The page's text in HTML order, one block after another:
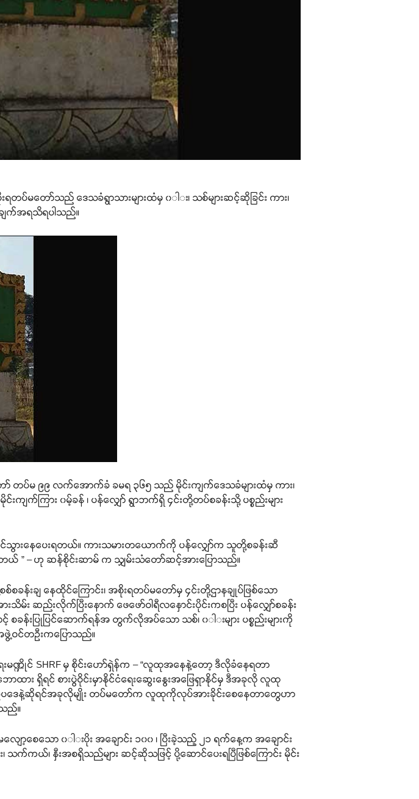
ပ်မတော်သည် ဒေသခံရွာသားများထံမှ ၀ါး၊ သစ်များဆင့်ဆိုခြင်း ကား၊
ြချက်အရသိရပါသည်။
တပ်မ ၉၉ လက်အောက်ခံ ခမရ ၃၆၅ သည် မိုင်းကျက်ဒေသခံများထံမှ ကား၊
းကျက်ကြား ၀မ့်ခန် ၊ ပန်လျှော် ရွာဘက်ရှိ ၄င်းတို့တပ်စခန်းသို့ ပစ္စည်းများ
သွားနေပေးရတယ်။ ကားသမားတယောက်ကို ပန်လျှော်က သူတို့စခန်းဆီ
” – ဟု ဆန်စိုင်းဆာမ် က သျှမ်းသံတော်ဆင့်အားပြောသည်။
းချ နေထိုင်ကြောင်း၊ အစိုးရတပ်မတော်မှ ၄င်းတို့ဌာနချုပ်ဖြစ်သော
သိမ်း ဆည်းလိုက်ပြီးနောက် ဖေဖော်ဝါရီလနှောင်းပိုင်းကစပြီး ပန်လျှော်စခန်း
ခန်းပြုပြင်ဆောက်ရန်အ တွက်လိုအပ်သော သစ်၊ ၀ါးများ ပစ္စည်းများကို
ဖွဲ့ဝင်တဦးကပြောသည်။
ဏ္ဍိုင် SHRF မှ စိုင်းဟော်ရှဲန်က – “လူထုအနေနဲ့တော့ ဒီလိုခံနေရတာ
ား ရှိရင် စားပွဲဝိုင်းမှာနိုင်ငံရေးဆွေးနွေးအဖြေရှာနိုင်မှ ဒီအခုလို လူထု
ပဒေနဲ့ဆိုရင်အခုလိုမျိုး တပ်မတော်က လူထုကိုလုပ်အားခိုင်းစေနေတာတွေဟာ
ည်။
ေသော ၀ါးပိုး အချောင်း ၁၀၀ ၊ ပြီးခဲ့သည့် ၂၁ ရက်နေ့က အချောင်း
း၊ သက်ကယ်၊ နှီးအစရှိသည်များ ဆင့်ဆိုသဖြင့် ပို့ဆောင်ပေးရပြီဖြစ်ကြောင်း မိုင်း